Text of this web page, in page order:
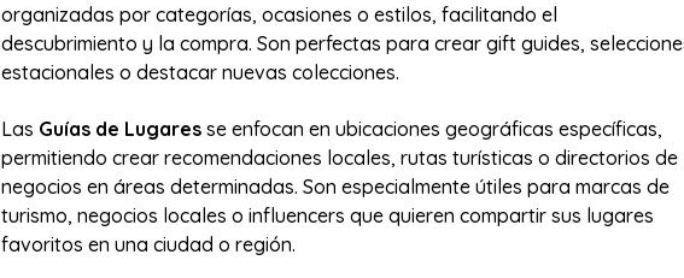
organizadas por categorías, ocasiones o estilos, facilitando el
descubrimiento y la compra. Son perfectas para crear gift guides,
estacionales o destacar nuevas colecciones.
Las Guías de Lugares se enfocan en ubicaciones geográficas específicas,
permitiendo crear recomendaciones locales, rutas turísticas o directorios de
negocios en áreas determinadas. Son especialmente útiles para marcas de
turismo, negocios locales o influencers que quieren compartir sus lugares
favoritos en una ciudad o región.